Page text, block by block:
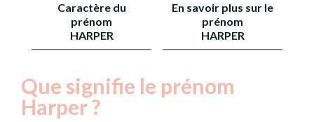
Caractère du
prénom
HARPER
En savoir plus sur le
prénom
HARPER
Que signifie le prénom
Harper ?